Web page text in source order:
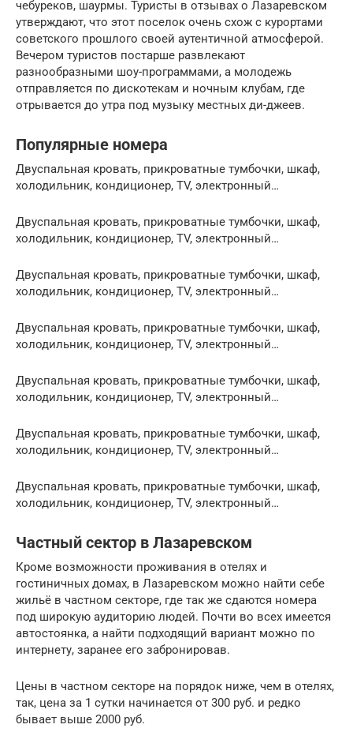
чебуреков, шаурмы. Туристы в отзывах о Лазаревском
утверждают, что этот поселок очень схож с курортами
советского прошлого своей аутентичной атмосферой.
Вечером туристов постарше развлекают
разнообразными шоу-программами, а молодежь
отправляется по дискотекам и ночным клубам, где
отрывается до утра под музыку местных ди-джеев.
Популярные номера
Двуспальная кровать, прикроватные тумбочки, шкаф,
холодильник, кондиционер, TV, электронный…
Двуспальная кровать, прикроватные тумбочки, шкаф,
холодильник, кондиционер, TV, электронный…
Двуспальная кровать, прикроватные тумбочки, шкаф,
холодильник, кондиционер, TV, электронный…
Двуспальная кровать, прикроватные тумбочки, шкаф,
холодильник, кондиционер, TV, электронный…
Двуспальная кровать, прикроватные тумбочки, шкаф,
холодильник, кондиционер, TV, электронный…
Двуспальная кровать, прикроватные тумбочки, шкаф,
холодильник, кондиционер, TV, электронный…
Двуспальная кровать, прикроватные тумбочки, шкаф,
холодильник, кондиционер, TV, электронный…
Частный сектор в Лазаревском
Кроме возможности проживания в отелях и
гостиничных домах, в Лазаревском можно найти себе
жильё в частном секторе, где так же сдаются номера
под широкую аудиторию людей. Почти во всех имеется
автостоянка, а найти подходящий вариант можно по
интернету, заранее его забронировав.
Цены в частном секторе на порядок ниже, чем в отелях,
так, цена за 1 сутки начинается от 300 руб. и редко
бывает выше 2000 руб.